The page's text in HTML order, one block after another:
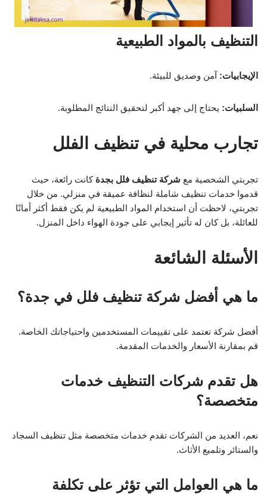
التنظيف بالمواد الطبيعية
الإيجابيات: آمن وصديق للبيئة.
السلبيات: يحتاج إلى جهد أكبر لتحقيق النتائج المطلوبة.
تجارب محلية في تنظيف الفلل
تجربتي الشخصية مع شركة تنظيف فلل بجدة كانت رائعة، حيث
قدموا خدمات تنظيف شاملة لنظافة عميقة في منزلي. من خلال
تجربتي، لاحظت أن استخدام المواد الطبيعية لم يكن فقط أكثر أمانًا
للعائلة، بل كان له تأثير إيجابي على جودة الهواء داخل المنزل.
الأسئلة الشائعة
ما هي أفضل شركة تنظيف فلل في جدة؟
أفضل شركة تعتمد على تقييمات المستخدمين واحتياجاتك الخاصة.
قم بمقارنة الأسعار والخدمات المقدمة.
هل تقدم شركات التنظيف خدمات
متخصصة؟
نعم، العديد من الشركات تقدم خدمات متخصصة مثل تنظيف السجاد
والستائر وتلميع الأثاث.
ما هي العوامل التي تؤثر على تكلفة